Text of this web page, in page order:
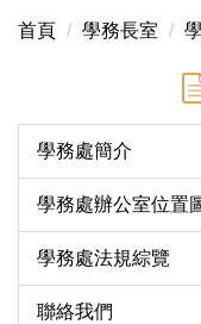
首頁 學務長室
學務處簡介
學務處辦公室位置
學務處法規綜覽
聯絡我們